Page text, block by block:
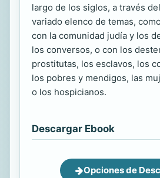
largo de los siglos, a través
variado elenco de temas,
con la comunidad judía y los
los conversos, o con los
prostitutas, los esclavos, los
los pobres y mendigos, las
o los hospicianos.
Descargar Ebook
Opciones de